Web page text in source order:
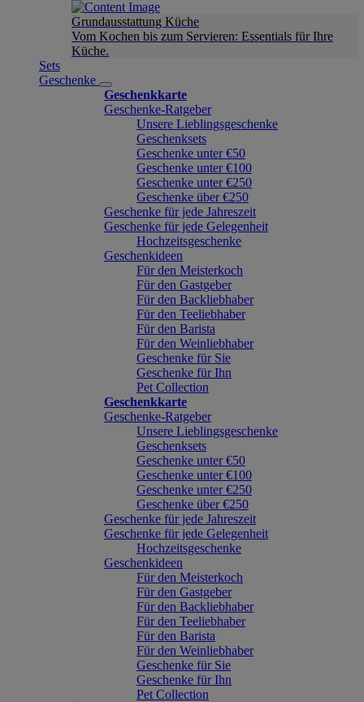
Grundausstattung Küche
Vom Kochen bis zum Servieren: Essentials für Ihre
Küche.
Sets
Geschenke
Geschenkkarte
Geschenke-Ratgeber
Unsere Lieblingsgeschenke
Geschenksets
Geschenke unter €50
Geschenke unter €100
Geschenke unter €250
Geschenke über €250
Geschenke für jede Jahreszeit
Geschenke für jede Gelegenheit
Hochzeitsgeschenke
Geschenkideen
Für den Meisterkoch
Für den Gastgeber
Für den Backliebhaber
Für den Teeliebhaber
Für den Barista
Für den Weinliebhaber
Geschenke für Sie
Geschenke für Ihn
Pet Collection
Geschenkkarte
Geschenke-Ratgeber
Unsere Lieblingsgeschenke
Geschenksets
Geschenke unter €50
Geschenke unter €100
Geschenke unter €250
Geschenke über €250
Geschenke für jede Jahreszeit
Geschenke für jede Gelegenheit
Hochzeitsgeschenke
Geschenkideen
Für den Meisterkoch
Für den Gastgeber
Für den Backliebhaber
Für den Teeliebhaber
Für den Barista
Für den Weinliebhaber
Geschenke für Sie
Geschenke für Ihn
Pet Collection